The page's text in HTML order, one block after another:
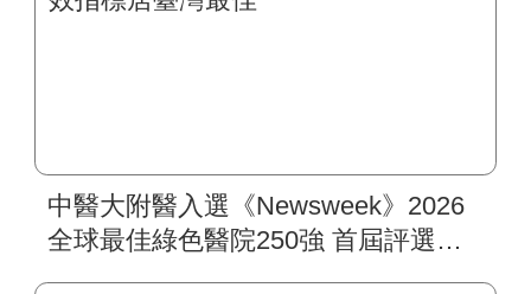
中醫大附醫入選《Newsweek》2026
全球最佳綠色醫院250強 首屆評選即